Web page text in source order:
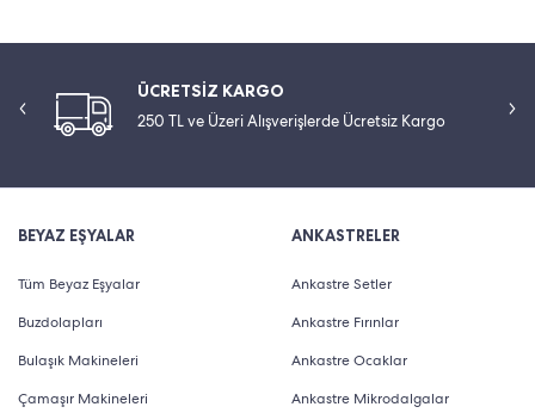
ÜCRETSİZ KARGO
250 TL ve Üzeri Alışverişlerde Ücretsiz Kargo
BEYAZ EŞYALAR
Tüm Beyaz Eşyalar
Buzdolapları
Bulaşık Makineleri
Çamaşır Makineleri
ANKASTRELER
Ankastre Setler
Ankastre Fırınlar
Ankastre Ocaklar
Ankastre Mikrodalgalar